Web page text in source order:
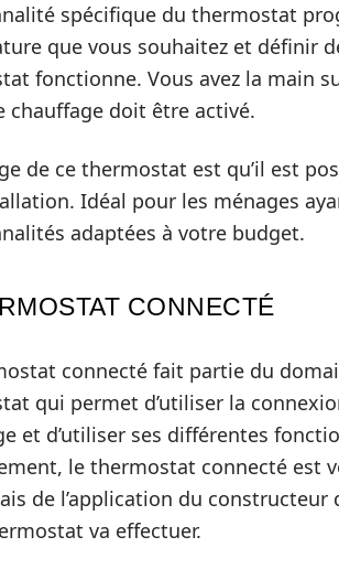
spécifique du thermostat
que vous souhaitez et définir
fonctionne. Vous avez la main
chauffage doit être activé.
de ce thermostat est qu’il est
Idéal pour les ménages
adaptées à votre budget.
CONNECTÉ
connecté fait partie du
qui permet d’utiliser la
et d’utiliser ses différentes
le thermostat connecté est
de l’application du
va effectuer.